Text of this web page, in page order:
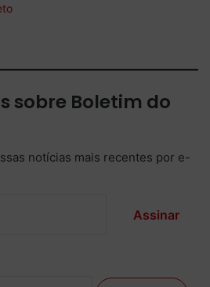
sobre Boletim do
notícias mais recentes por e-
Assinar